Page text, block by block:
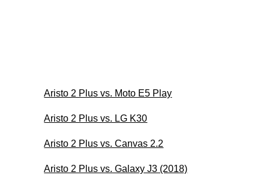
Aristo 2 Plus vs. Moto E5 Play
Aristo 2 Plus vs. LG K30
Aristo 2 Plus vs. Canvas 2.2
Aristo 2 Plus vs. Galaxy J3 (2018)